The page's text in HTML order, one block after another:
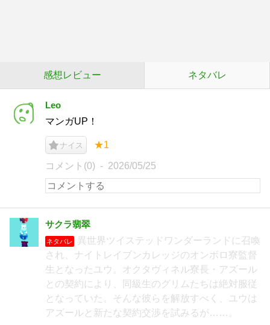
感想レビュー ネタバレ
Leo
マンガUP！
ナイス ★1
コメント(0) 2026/05/25
サクラ翡翠
ネタバレ
異世界ツイステッドワンダーランドに召喚
され、ナイトレイブンカレッジのオンボロ寮監督
生となったユウ。オクタヴィネル寮長・アズール
との契約により、同級生のグリムたちは絶対服従
となっていた。そんな彼らを解放すべく、ユウは
アズールと新たな契約交渉を試みるが……。